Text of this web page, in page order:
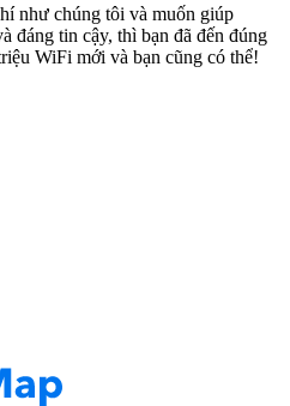
như chúng tôi và muốn giúp
đáng tin cậy, thì bạn đã đến đúng
WiFi mới và bạn cũng có thể!